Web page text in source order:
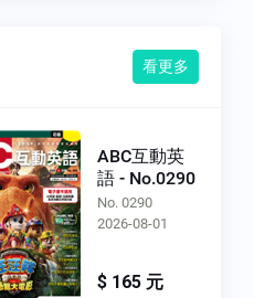
看更多
ABC互動英
語 - No.0290
No. 0290
2026-08-01
$ 165 元